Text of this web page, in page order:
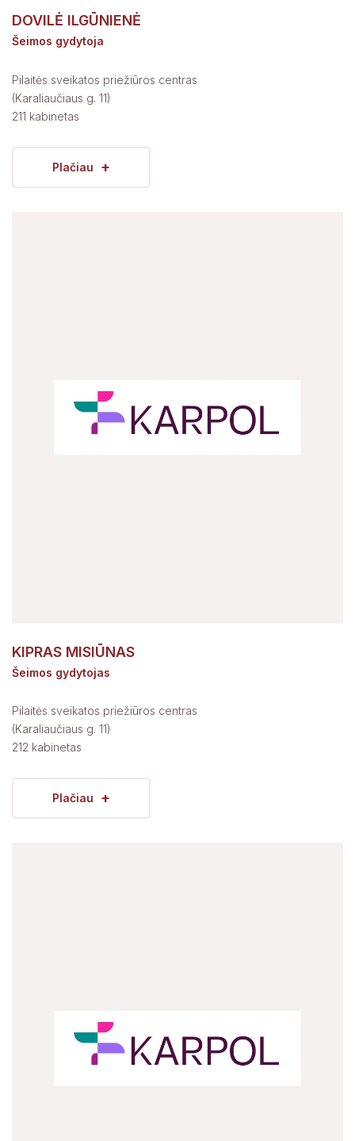
DOVILĖ ILGŪNIENĖ
Šeimos gydytoja
Pilaitės sveikatos priežiūros centras
(Karaliaučiaus g. 11)
211 kabinetas
Plačiau +
KIPRAS MISIŪNAS
Šeimos gydytojas
Pilaitės sveikatos priežiūros centras
(Karaliaučiaus g. 11)
212 kabinetas
Plačiau +